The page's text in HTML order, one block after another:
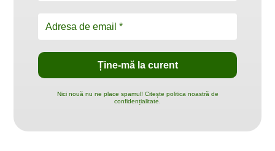
Nici nouă nu ne place spamul! Citește politica noastră de
confidențialitate.